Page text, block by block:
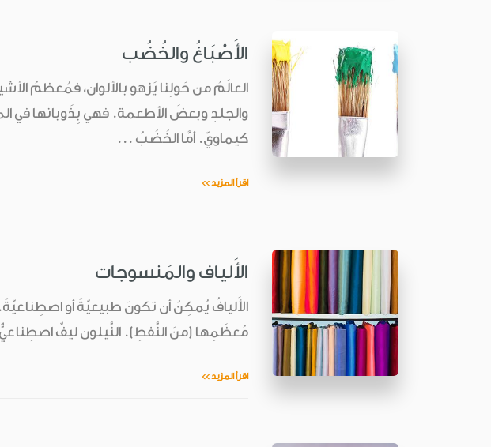
الأَصْبَاغُ والخُضُب
العالَمُ من حَولِنا يَزهو بالألوان، فمُعظمُ
والجلدِ وبعضَ الأطعمة. فهي بِذَوبانها في
كيماويّ. أمَّا الخُضُبُ ...
اقرأ المزيد >>
الأَلياف والمَنسوجات
الأَليافُ يُمكِنُ أن تكونَ طبيعيّةً أو
مُعظَمِها (منَ النَّفطِ). النَّيلون ليفٌ
اقرأ المزيد >>